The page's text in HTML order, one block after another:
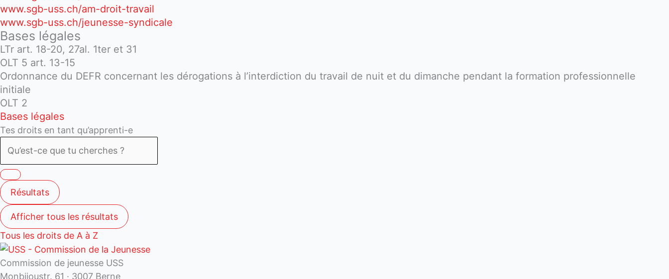
www.sgb-uss.ch/am-droit-travail
www.sgb-uss.ch/jeunesse-syndicale
Bases légales
LTr art. 18-20, 27al. 1ter et 31
OLT 5 art. 13-15
Ordonnance du DEFR concernant les dérogations à l’interdiction du travail de nuit et du dimanche pendant la formation professionnelle
initiale
OLT 2
Bases légales
Tes droits en tant qu’apprenti-e
Résultats
Afficher tous les résultats
Tous les droits de A à Z
Commission de jeunesse USS
Monbijoustr. 61 · 3007 Berne